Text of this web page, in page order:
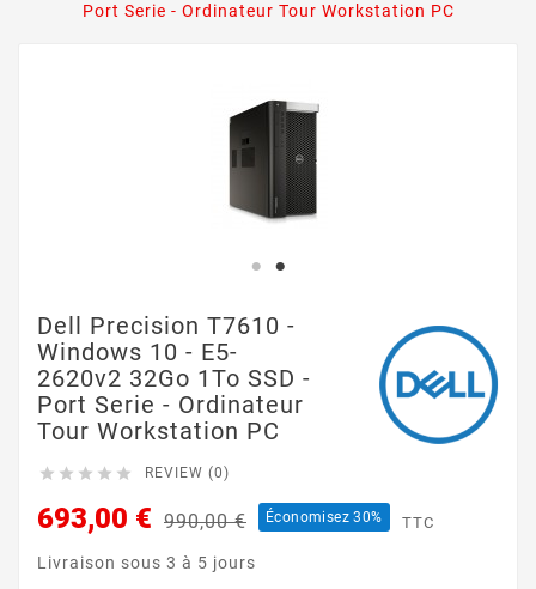
Port Serie - Ordinateur Tour Workstation PC
Dell Precision T7610 -
Windows 10 - E5-
2620v2 32Go 1To SSD -
Port Serie - Ordinateur
Tour Workstation PC
     REVIEW (0)
693,00 € 990,00 € Économisez 30% TTC
Livraison sous 3 à 5 jours